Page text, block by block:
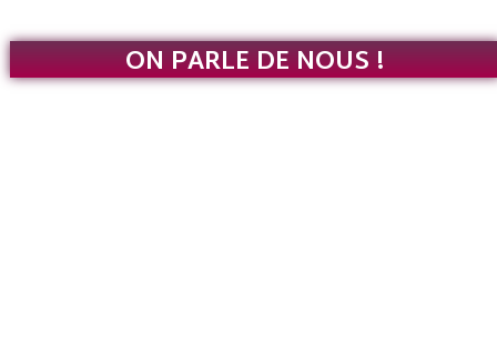
ON PARLE DE NOUS !